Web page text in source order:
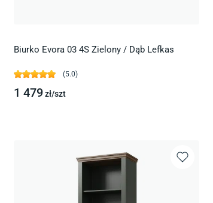
Biurko Evora 03 4S Zielony / Dąb Lefkas
(5.0)
1 479zł/szt